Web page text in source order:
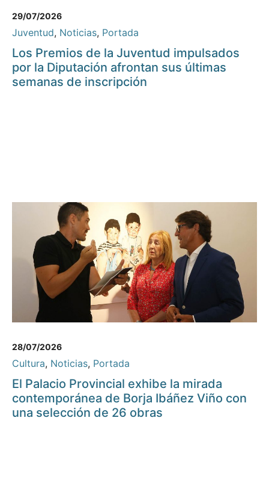
29/07/2026
Juventud, Noticias, Portada
Los Premios de la Juventud impulsados
por la Diputación afrontan sus últimas
semanas de inscripción
28/07/2026
Cultura, Noticias, Portada
El Palacio Provincial exhibe la mirada
contemporánea de Borja Ibáñez Viño con
una selección de 26 obras